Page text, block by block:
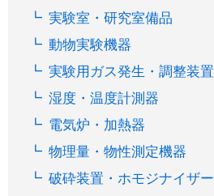
実験室・研究室備品
動物実験機器
実験用ガス発生・調整装置
湿度・温度計測器
電気炉・加熱器
物理量・物性測定機器
破砕装置・ホモジナイザー